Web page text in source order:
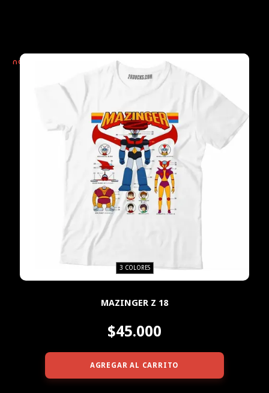
0%
3 COLORES
MAZINGER Z 18
$45.000
AGREGAR AL CARRITO